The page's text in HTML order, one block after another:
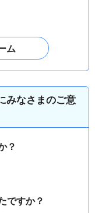
みなさまのご意
？
ですか？